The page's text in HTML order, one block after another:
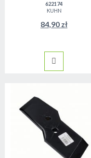
622174
KUHN
84,90 zł